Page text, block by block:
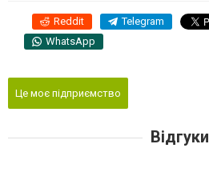
Reddit Telegram
WhatsApp
Це моє підприємство
Відгуки